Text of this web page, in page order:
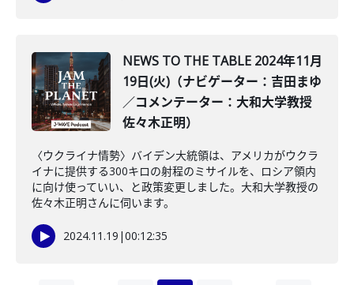
NEWS TO THE TABLE 2024年11月
19日(火)（ナビゲーター：吉田まゆ
／コメンテーター：大和大学教授
佐々木正明）
〈ウクライナ情勢〉バイデン大統領は、アメリカがウクラ
イナに提供する300キロの射程のミサイルを、ロシア領内
に向け使っていい、と政策変更しました。大和大学教授の
佐々木正明さんに伺います。
2024.11.19 |00:12:35